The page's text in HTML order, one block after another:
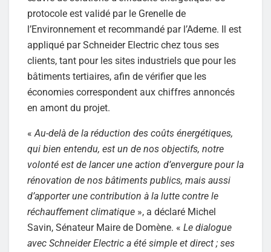
protocole est validé par le Grenelle de
l’Environnement et recommandé par l’Ademe. Il est
appliqué par Schneider Electric chez tous ses
clients, tant pour les sites industriels que pour les
bâtiments tertiaires, afin de vérifier que les
économies correspondent aux chiffres annoncés
en amont du projet.
« Au-delà de la réduction des coûts énergétiques,
qui bien entendu, est un de nos objectifs, notre
volonté est de lancer une action d’envergure pour la
rénovation de nos bâtiments publics, mais aussi
d’apporter une contribution à la lutte contre le
réchauffement climatique », a déclaré Michel
Savin, Sénateur Maire de Domène. « Le dialogue
avec Schneider Electric a été simple et direct ; ses